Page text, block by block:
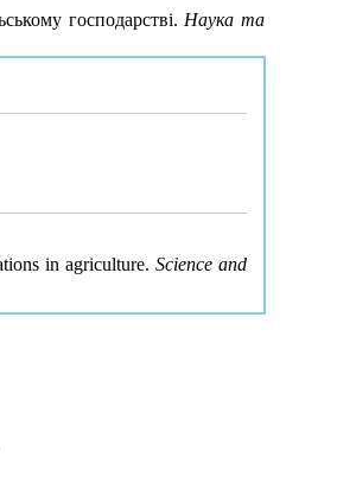
господарстві.Наука та
in agriculture.Science and